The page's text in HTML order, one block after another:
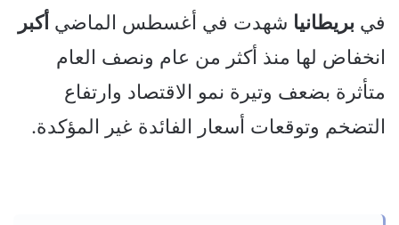
في بريطانيا شهدت في أغسطس الماضي أكبر
انخفاض لها منذ أكثر من عام ونصف العام
متأثرة بضعف وتيرة نمو الاقتصاد وارتفاع
التضخم وتوقعات أسعار الفائدة غير المؤكدة.